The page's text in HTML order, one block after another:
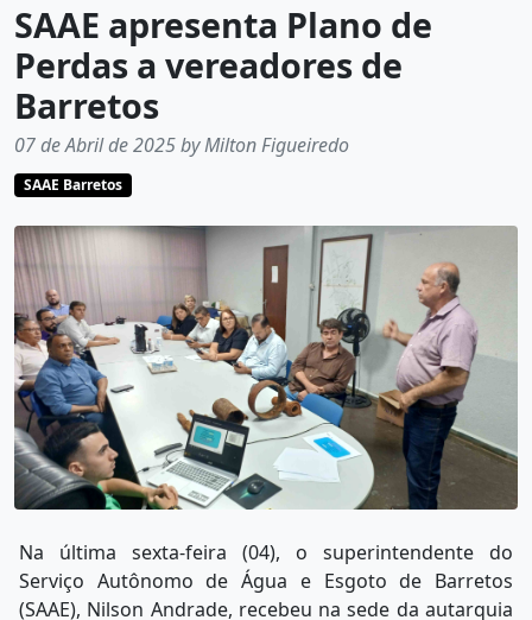
SAAE apresenta Plano de
Perdas a vereadores de
Barretos
07 de Abril de 2025 by Milton Figueiredo
SAAE Barretos
Na última sexta-feira (04), o superintendente do
Serviço Autônomo de Água e Esgoto de Barretos
(SAAE), Nilson Andrade, recebeu na sede da autarquia